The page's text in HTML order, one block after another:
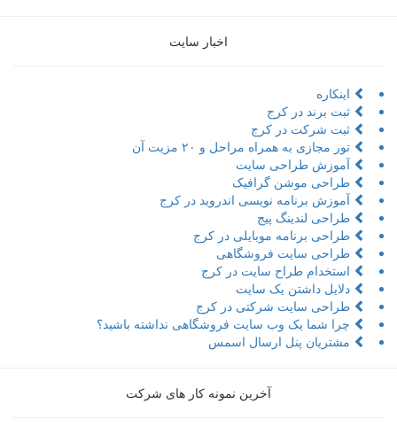
اخبار سایت
اینکاره
ثبت برند در کرج
ثبت شرکت در کرج
تور مجازی به همراه مراحل و ۲۰ مزیت آن
آموزش طراحی سایت
طراحی موشن گرافیک
آموزش برنامه نویسی اندروید در کرج
طراحی لندینگ پیج
طراحی برنامه موبایلی در کرج
طراحی سایت فروشگاهی
استخدام طراح سایت در کرج
دلایل داشتن یک سایت
طراحی سایت شرکتی در کرج
چرا شما یک وب سایت فروشگاهی نداشته باشید؟
مشتریان پنل ارسال اسمس
آخرین نمونه کار های شرکت